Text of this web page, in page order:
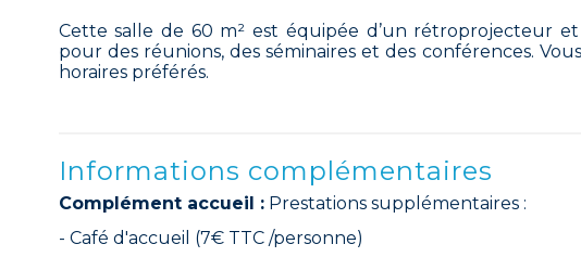
Cette salle de 60 m² est équipée d’un rétroprojecteur
pour des réunions, des séminaires et des conférences.
horaires préférés.
Informations complémentaires
Complément accueil :Prestations supplémentaires :
- Café d'accueil (7€ TTC /personne)